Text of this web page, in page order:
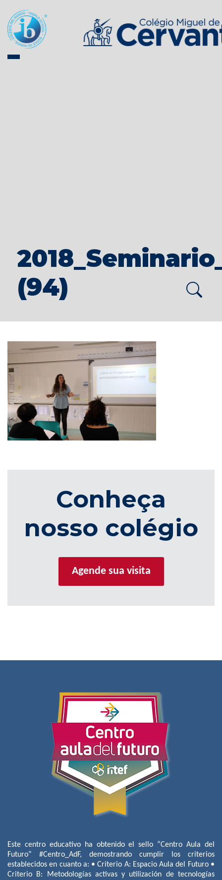
(94)
Conheça
nosso colégio
Agende sua visita
Este centro educativo ha obtenido el sello “Centro Aula del
Futuro” #Centro_AdF, demostrando cumplir los criterios
establecidos en cuanto a: • Criterio A: Espacio Aula del Futuro •
Criterio B: Metodologías activas y utilización de tecnologías